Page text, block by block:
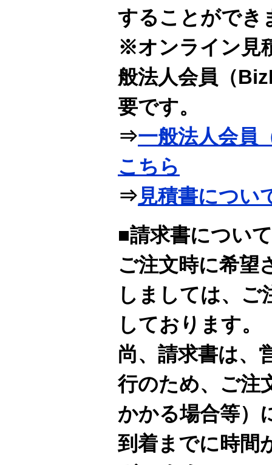
することができ
※オンライン見
般法人会員（
要です。
⇒一般法人会員
こちら
⇒ 見積書につい
■請求書について
ご注文時に希望
しましては、ご
しております。
尚、請求書は、
行のため、ご注
かかる場合等）
到着までに時間